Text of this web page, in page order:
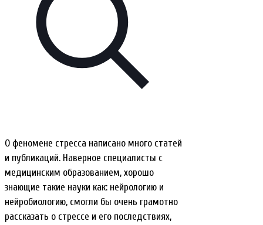
О феномене стресса написано много статей
и публикаций. Наверное специалисты с
медицинским образованием, хорошо
знающие такие науки как: нейрологию и
нейробиологию, смогли бы очень грамотно
рассказать о стрессе и его последствиях,